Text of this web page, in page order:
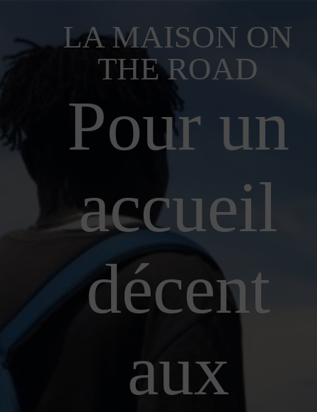
LA MAISON ON
THE ROAD
Pour un
accueil
décent
aux